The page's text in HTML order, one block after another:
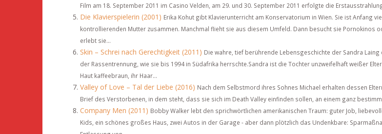
Film am 18. September 2011 im Casino Velden, am 29. und 30. September 2011 erfolgte die
Die Klavierspielerin (2001) Erika Kohut gibt Klavierunterricht am Konservatorium in Wien. Sie ist Anfang
kontrollierenden Mutter zusammen. Manchmal flieht sie aus diesem Umfeld. Dann besucht sie Pornokinos
erlebt sie...
Skin – Schrei nach Gerechtigkeit (2011) Die wahre, tief berührende Lebensgeschichte der Sandra
der Rassentrennung, wie sie bis 1994 in Südafrika herrschte.Sandra ist die Tochter unzweifelhaft weißer
Haut kaffeebraun, ihr Haar...
Valley of Love – Tal der Liebe (2016) Nach dem Selbstmord ihres Sohnes Michael erhalten dessen
Brief des Verstorbenen, in dem steht, dass sie sich im Death Valley einfinden sollen, an einem ganz
Company Men (2011) Bobby Walker lebt den sprichwörtlichen amerikanischen Traum: guter Job,
Kids, ein schönes großes Haus, zwei Autos in der Garage - aber dann plötzlich das Undenkbare: